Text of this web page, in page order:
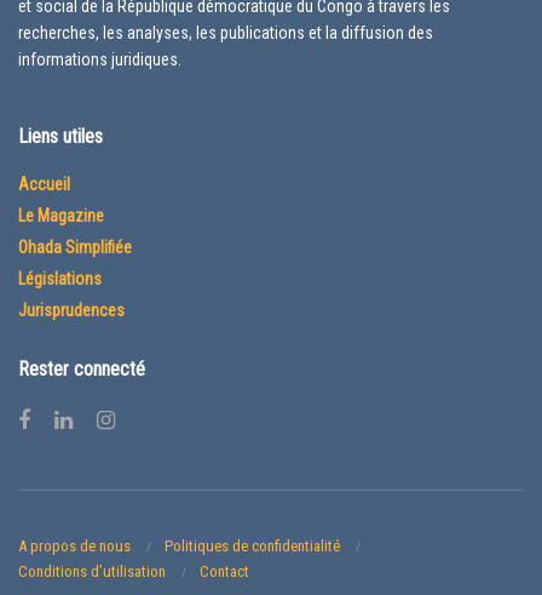
et social de la République démocratique du Congo à travers les
recherches, les analyses, les publications et la diffusion des
informations juridiques.
Liens utiles
Accueil
Le Magazine
Ohada Simplifiée
Législations
Jurisprudences
Rester connecté
A propos de nous
Politiques de confidentialité
Conditions d’utilisation
Contact